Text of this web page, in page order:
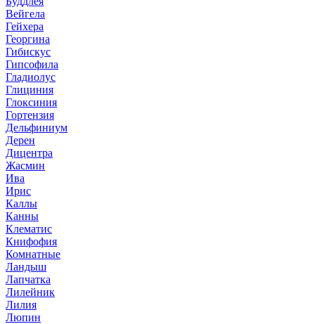
Вейгела
Гейхера
Георгина
Гибискус
Гипсофила
Гладиолус
Глициния
Глоксиния
Гортензия
Дельфиниум
Дерен
Дицентра
Жасмин
Ива
Ирис
Каллы
Канны
Клематис
Книфофия
Комнатные
Ландыш
Лапчатка
Лилейник
Лилия
Люпин